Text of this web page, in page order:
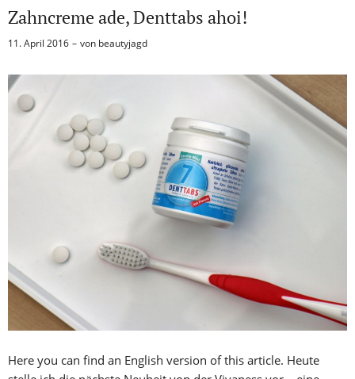
Zahncreme ade, Denttabs ahoi!
11. April 2016 von beautyjagd
Here you can find an English version of this article. Heute